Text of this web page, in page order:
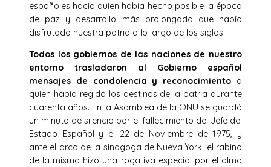
españoles hacia quien había hecho posible la época
de paz y desarrollo más prolongada que había
disfrutado nuestra patria a lo largo de los siglos.
Todos los gobiernos de las naciones de nuestro
entorno trasladaron al Gobierno español
mensajes de condolencia y reconocimiento a
quien había regido los destinos de la patria durante
cuarenta años. En la Asamblea de la ONU se guardó
un minuto de silencio por el fallecimiento del Jefe del
Estado Español y el 22 de Noviembre de 1975, y
ante el arca de la sinagoga de Nueva York, el rabino
de la misma hizo una rogativa especial por el alma